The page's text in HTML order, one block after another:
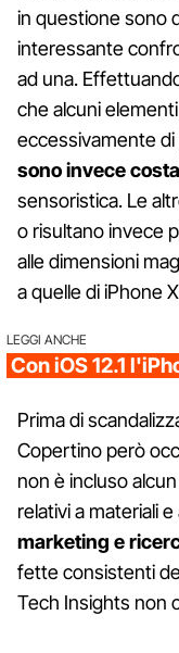
in questione
interessante
ad una.
che alcuni
eccessivamente
sono invece
sensoristica. Le
o risultano invece
alle dimensioni
a quelle di iPhone
LEGGI ANCHE
Con iOS 12.1
Prima di
Copertino però
non è incluso
relativi a materiali
marketing e
fette consistenti
Tech Insights non